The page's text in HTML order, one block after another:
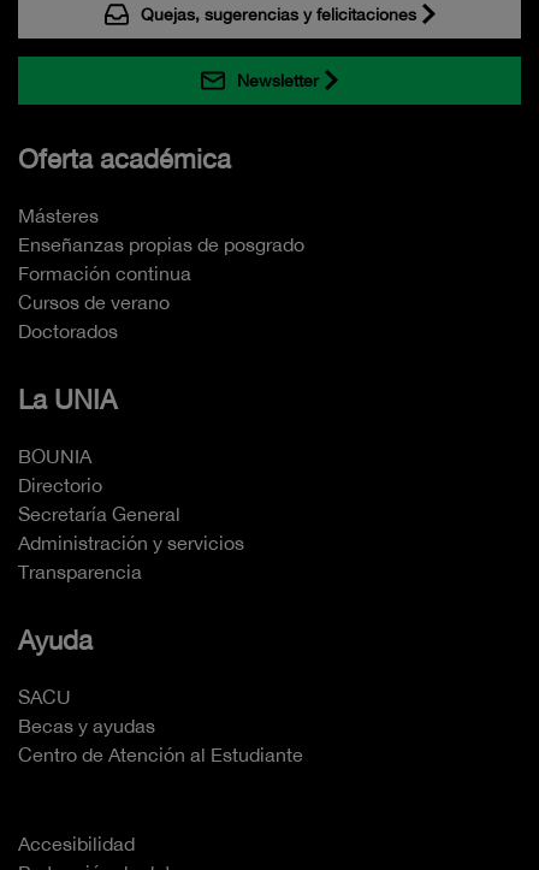
Quejas, sugerencias y felicitaciones
Newsletter
Oferta académica
Másteres
Enseñanzas propias de posgrado
Formación continua
Cursos de verano
Doctorados
La UNIA
BOUNIA
Directorio
Secretaría General
Administración y servicios
Transparencia
Ayuda
SACU
Becas y ayudas
Centro de Atención al Estudiante
Accesibilidad